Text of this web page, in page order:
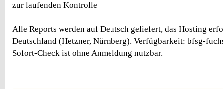
zur laufenden Kontrolle
Alle Reports werden auf Deutsch geliefert, das Hosting
Deutschland (Hetzner, Nürnberg). Verfügbarkeit: bfsg-
Sofort-Check ist ohne Anmeldung nutzbar.